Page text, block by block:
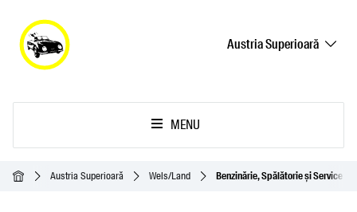
Austria Superioară
MENU
Acasă Austria Superioară Wels/Land Benzinărie, Spălătorie și Service